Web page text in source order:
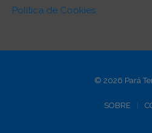
Política de Cookies
© 2026 Pará
SOBRE